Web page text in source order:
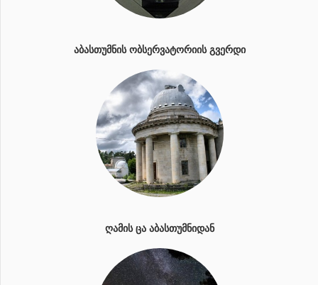
ᲐᲑᲐᲡᲗᲣᲛᲜᲘᲡ ᲝᲑᲡᲔᲠᲕᲐᲢᲝᲠᲘᲘᲡ ᲒᲕᲔᲠᲓᲘ
ᲦᲐᲛᲘᲡ ᲪᲐ ᲐᲑᲐᲡᲗᲣᲛᲜᲘᲓᲐᲜ